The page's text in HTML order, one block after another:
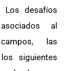
Los desafíos
al
las
siguientes